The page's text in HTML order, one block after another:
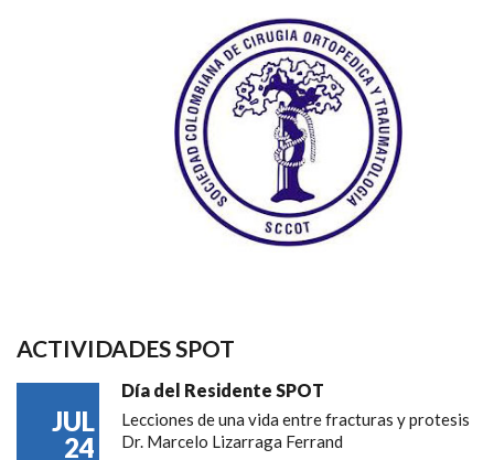
ACTIVIDADES SPOT
JUL
24
Día del Residente SPOT
Lecciones de una vida entre fracturas y protesis
Dr. Marcelo Lizarraga Ferrand